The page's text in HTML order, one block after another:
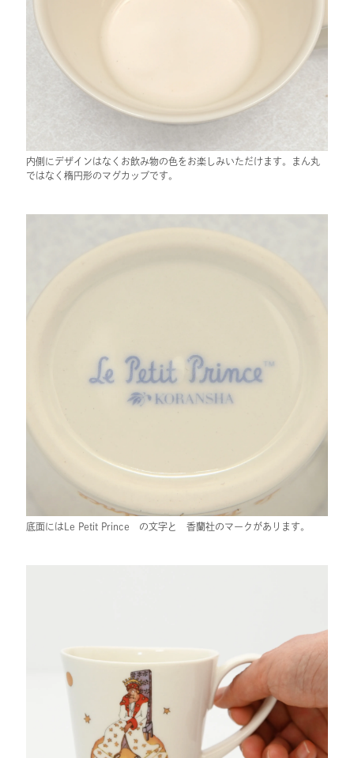
内側にデザインはなくお飲み物の色をお楽しみいただけます。まん丸
ではなく楕円形のマグカップです。
底面にはLe Petit Prince の文字と 香蘭社のマークがあります。